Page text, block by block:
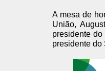
A mesa de
União,
presidente
presidente do